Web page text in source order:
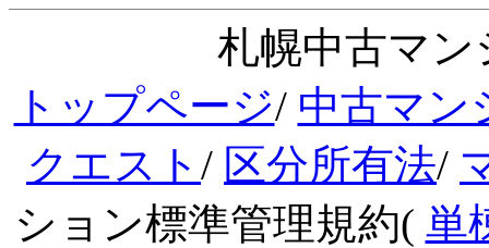
札幌中古マン
トップページ/ 中古マン
クエスト / 区分所有法/
ション標準管理規約( 単